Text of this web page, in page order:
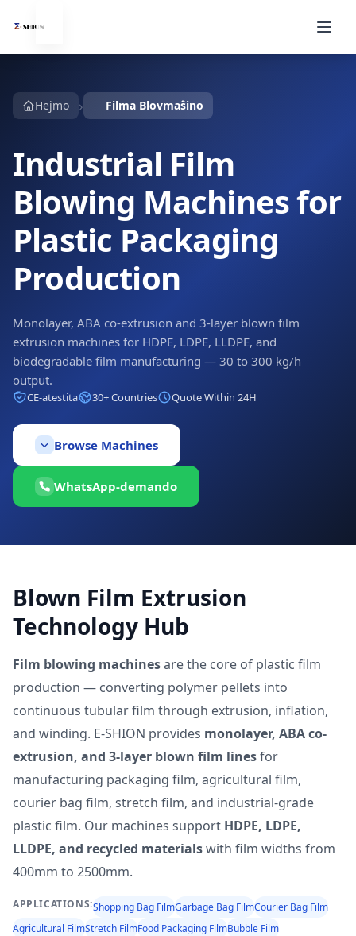
Hejmo › Filma Blovmaŝino
Industrial Film
Blowing Machines for
Plastic Packaging
Production
Monolayer, ABA co-extrusion and 3-layer blown film
extrusion machines for HDPE, LDPE, LLDPE, and
biodegradable film manufacturing — 30 to 300 kg/h
output.
CE-atestita 30+ Countries Quote Within 24H
Browse Machines
WhatsApp-demando
Blown Film Extrusion
Technology Hub
Film blowing machinesare the core of plastic film
production — converting polymer pellets into
continuous tubular film through extrusion, inflation,
and winding. E-SHION provides monolayer, ABA co-
extrusion, and 3-layer blown film linesfor
manufacturing packaging film, agricultural film,
courier bag film, stretch film, and industrial-grade
plastic film. Our machines support HDPE, LDPE,
LLDPE, and recycled materialswith film widths from
400mm to 2500mm.
APPLICATIONS:Shopping Bag FilmGarbage Bag FilmCourier Bag Film
Agricultural FilmStretch FilmFood Packaging FilmBubble Film